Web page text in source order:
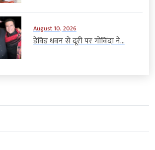
August 10, 2026
डेविड धवन से दूरी पर गोविंदा ने...